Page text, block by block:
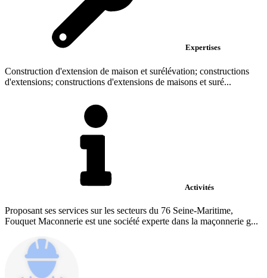
Expertises
Construction d'extension de maison et surélévation; constructions
d'extensions; constructions d'extensions de maisons et suré...
Activités
Proposant ses services sur les secteurs du 76 Seine-Maritime,
Fouquet Maconnerie est une société experte dans la maçonnerie g...